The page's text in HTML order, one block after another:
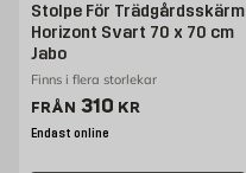
Stolpe För Trädgårdsskärm
Horizont Svart 70 x 70 cm
Jabo
Finns i flera storlekar
FRÅN Pris 310 kr
310 KR
Endast online